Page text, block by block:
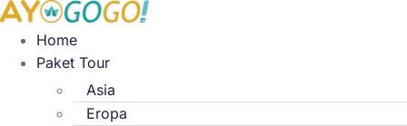
Skip
content
Home
Paket Tour
Asia
Eropa